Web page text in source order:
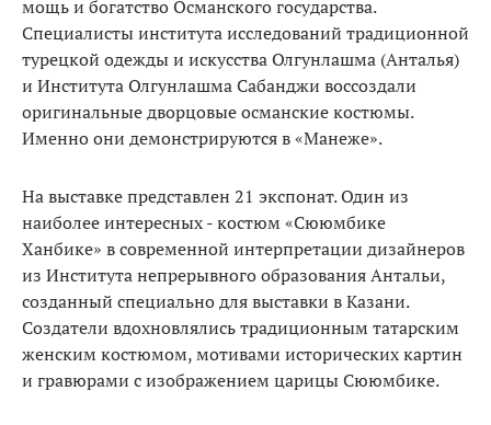
мощь и богатство Османского государства.
Специалисты института исследований традиционной
турецкой одежды и искусства Олгунлашма (Анталья)
и Института Олгунлашма Сабанджи воссоздали
оригинальные дворцовые османские костюмы.
Именно они демонстрируются в «Манеже».
На выставке представлен 21 экспонат. Один из
наиболее интересных - костюм «Сююмбике
Ханбике» в современной интерпретации дизайнеров
из Института непрерывного образования Антальи,
созданный специально для выставки в Казани.
Создатели вдохновлялись традиционным татарским
женским костюмом, мотивами исторических картин
и гравюрами с изображением царицы Сююмбике.